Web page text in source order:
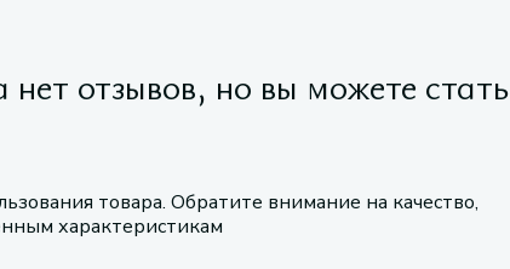
нет отзывов, но вы можете стать
товара. Обратите внимание на качество,
характеристикам